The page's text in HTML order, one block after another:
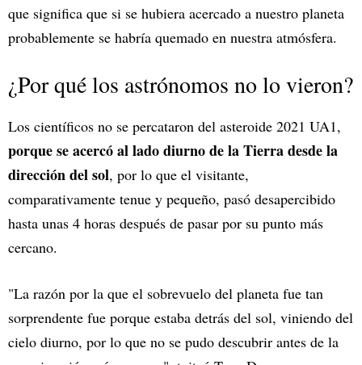
que significa que si se hubiera acercado a nuestro planeta
probablemente se habría quemado en nuestra atmósfera.
¿Por qué los astrónomos no lo vieron?
Los científicos no se percataron del asteroide 2021 UA1,
porque se acercó al lado diurno de la Tierra desde la
dirección del sol, por lo que el visitante,
comparativamente tenue y pequeño, pasó desapercibido
hasta unas 4 horas después de pasar por su punto más
cercano.
"La razón por la que el sobrevuelo del planeta fue tan
sorprendente fue porque estaba detrás del sol, viniendo del
cielo diurno, por lo que no se pudo descubrir antes de la